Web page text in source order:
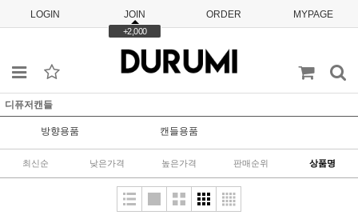
LOGIN JOIN
+2,000
ORDER MYPAGE
디퓨저캔들
방향용품 캔들용품
최신순 낮은가격 높은가격 판매순위 상품명